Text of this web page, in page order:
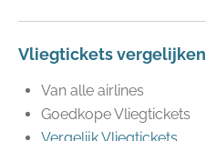
Vliegtickets vergelijken
Van alle airlines
Goedkope Vliegtickets